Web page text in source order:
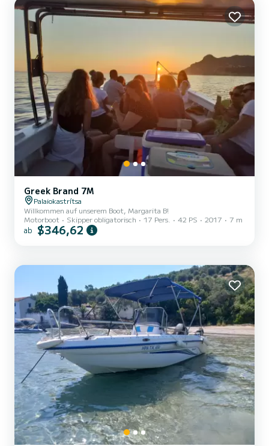
Greek Brand 7M
Palaiokastrítsa
Willkommen auf unserem Boot, Margarita B!
Motorboot
Skipper obligatorisch 17 Pers. 42 PS 2017 7 m
ab $346,62